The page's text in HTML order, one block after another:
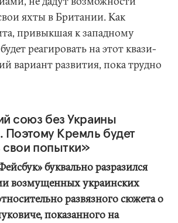
яхты в Британии. Как
привыкшая к западному
реагировать на этот квази-
вариант развития, пока трудно
союз без Украины
Поэтому Кремль будет
попытки»
буквально разразился
возмущенных украинских
развязного сюжета о
показанного на